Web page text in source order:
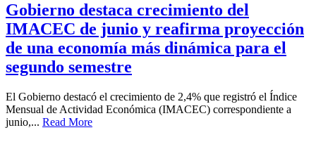
Gobierno destaca crecimiento del
IMACEC de junio y reafirma proyección
de una economía más dinámica para el
segundo semestre
El Gobierno destacó el crecimiento de 2,4% que registró el Índice
Mensual de Actividad Económica (IMACEC) correspondiente a
junio,... Read More